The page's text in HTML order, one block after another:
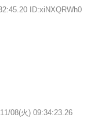
ID:xiNXQRWh0
08(火) 09:34:23.26